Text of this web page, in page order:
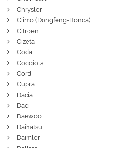
Chrysler
Ciimo (Dongfeng-Honda)
Citroen
Cizeta
Coda
Coggiola
Cord
Cupra
Dacia
Dadi
Daewoo
Daihatsu
Daimler